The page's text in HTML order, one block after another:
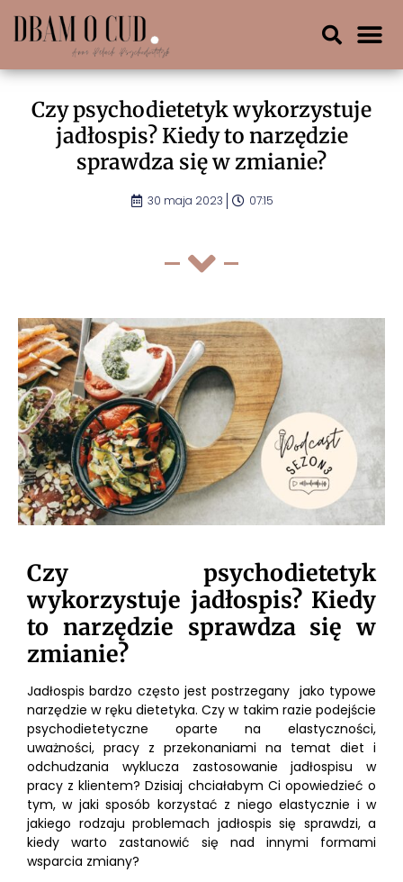
Czy psychodietetyk wykorzystuje
jadłospis? Kiedy to narzędzie
sprawdza się w zmianie?
30 maja 2023 07:15
Czy psychodietetyk
wykorzystuje jadłospis? Kiedy
to narzędzie sprawdza się w
zmianie?
Jadłospis bardzo często jest postrzegany jako typowe
narzędzie w ręku dietetyka. Czy w takim razie podejście
psychodietetyczne oparte na elastyczności,
uważności, pracy z przekonaniami na temat diet i
odchudzania wyklucza zastosowanie jadłospisu w
pracy z klientem? Dzisiaj chciałabym Ci opowiedzieć o
tym, w jaki sposób korzystać z niego elastycznie i w
jakiego rodzaju problemach jadłospis się sprawdzi, a
kiedy warto zastanowić się nad innymi formami
wsparcia zmiany?